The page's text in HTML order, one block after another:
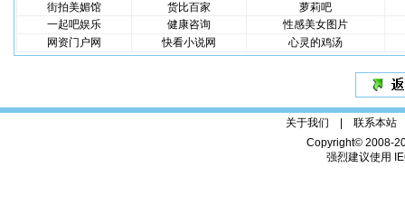
街拍美媚馆
货比百家
萝莉吧
一起吧娱乐
健康咨询
性感美女图片
网资门户网
快看小说网 心灵的鸡汤
关于我们 | 联系本站
Copyright© 2008-
强烈建议使用